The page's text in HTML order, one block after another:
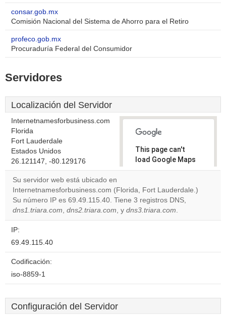
consar.gob.mx
Comisión Nacional del Sistema de Ahorro para el Retiro
profeco.gob.mx
Procuraduría Federal del Consumidor
Servidores
Localización del Servidor
Internetnamesforbusiness.com
Florida
Fort Lauderdale
Estados Unidos
26.121147, -80.129176
This page can't
load Google Maps
correctly.
Do you
own this
website?
Su servidor web está ubicado en
Internetnamesforbusiness.com (Florida, Fort Lauderdale.)
Su número IP es 69.49.115.40. Tiene 3 registros DNS,
dns1.triara.com, dns2.triara.com, y dns3.triara.com.
IP:
69.49.115.40
Codificación:
iso-8859-1
Configuración del Servidor